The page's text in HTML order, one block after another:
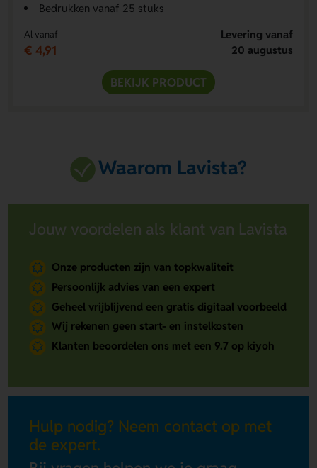
Bedrukken vanaf 25 stuks
Al vanaf
€ 4,91
Levering vanaf
20 augustus
BEKIJK PRODUCT
Waarom Lavista?
Jouw voordelen als klant van Lavista
Onze producten zijn van topkwaliteit
Persoonlijk advies van een expert
Geheel vrijblijvend een gratis digitaal voorbeeld
Wij rekenen geen start- en instelkosten
Klanten beoordelen ons met een 9.7 op kiyoh
Hulp nodig? Neem contact op met
de expert.